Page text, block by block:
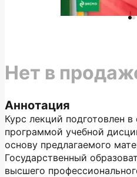
Аннотация
Курс лекций подготовлен в
программой учебной
основу предлагаемого
Государственный
высшего
Нет в